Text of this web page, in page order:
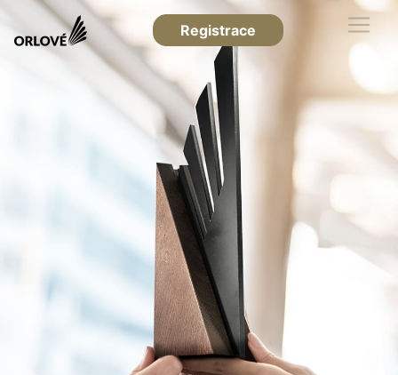
Registrace